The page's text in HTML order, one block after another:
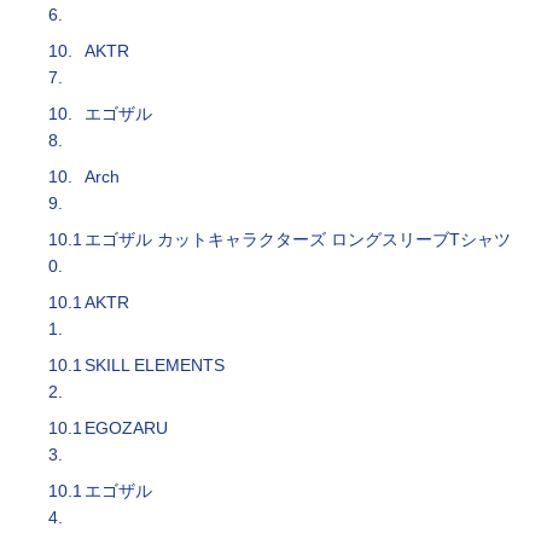
6.
10.
7.
AKTR
10.
8.
エゴザル
10.
9.
Arch
10.1
0.
エゴザル カットキャラクターズ ロングスリーブTシャツ
10.1
1.
AKTR
10.1
2.
SKILL ELEMENTS
10.1
3.
EGOZARU
10.1
4.
エゴザル